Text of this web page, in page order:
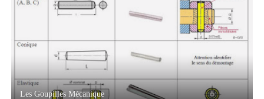
Les Goupilles Mécanique